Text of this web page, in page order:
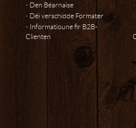
Den Béarnaise
Déi verschidde Formater
Informatioune fir B2B-
Clienten